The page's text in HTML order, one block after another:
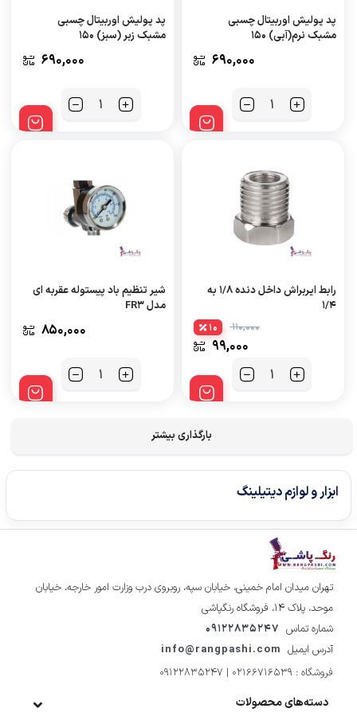
پد پولیش اوربیتال چسبی
مشبک نرم(آبی) ۱۵۰
690,000
تعداد
پد پولیش اوربیتال چسبی
مشبک زبر (سبز) ۱۵۰
690,000
تعداد
رابط ایربراش داخل دنده ۱/۸ به
۱/۴
110,000
99,000
10
تعداد
شیر تنظیم باد پیستوله عقربه ای
مدل FR۳
850,000
تعداد
بارگذاری بیشتر
ابزار و لوازم دیتیلینگ
تهران میدان امام خمینی، خیابان سپه، روبروی درب وزارت امور خارجه، خیابان
موحد، پلاک ۱۴، فروشگاه رنگپاشی
شماره تماس 09122835247
آدرس ایمیل info@rangpashi.com
فروشگاه : 02166716539 | 09122835247
دسته‌های محصولات